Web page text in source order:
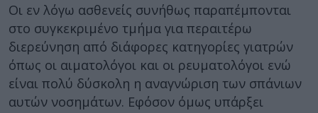
Οι εν λόγω ασθενείς συνήθως παραπέμπονται
στο συγκεκριμένο τμήμα για περαιτέρω
διερεύνηση από διάφορες κατηγορίες γιατρών
όπως οι αιματολόγοι και οι ρευματολόγοι ενώ
είναι πολύ δύσκολη η αναγνώριση των σπάνιων
αυτών νοσημάτων. Εφόσον όμως υπάρξει